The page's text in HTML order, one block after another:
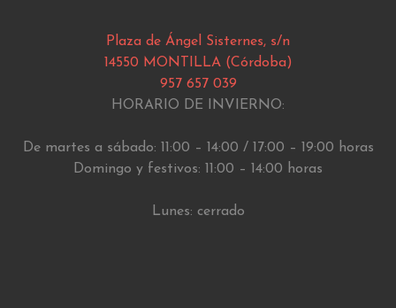
Plaza de Ángel Sisternes, s/n
14550 MONTILLA (Córdoba)
957 657 039
HORARIO DE INVIERNO:
De martes a sábado: 11:00 – 14:00 / 17:00 – 19:00 horas
Domingo y festivos: 11:00 – 14:00 horas
Lunes: cerrado